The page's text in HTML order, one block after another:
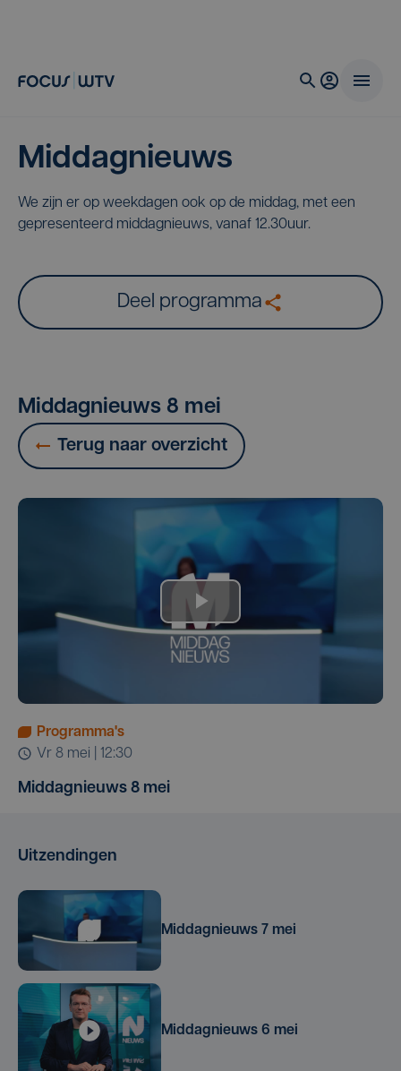
Middagnieuws
We zijn er op weekdagen ook op de middag, met een
gepresenteerd middagnieuws, vanaf 12.30uur.
Deel programma
Middagnieuws 8 mei
Terug naar overzicht
Programma's
vr 8 mei | 12:30
Middagnieuws 8 mei
Uitzendingen
Middagnieuws 7 mei
Middagnieuws 6 mei